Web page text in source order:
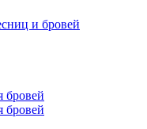
и бровей
бровей
бровей